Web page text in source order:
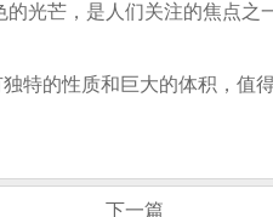
光芒，是人们关注的焦点之
特的性质和巨大的体积，值
下一篇